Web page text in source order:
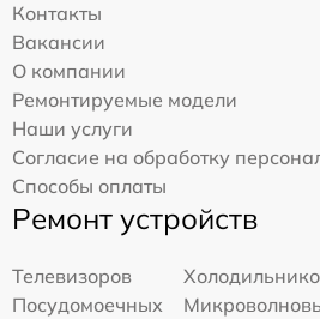
Контакты
Вакансии
О компании
Ремонтируемые модели
Наши услуги
Согласие на обработку
Способы оплаты
Ремонт устройств
Телевизоров
Посудомоечных